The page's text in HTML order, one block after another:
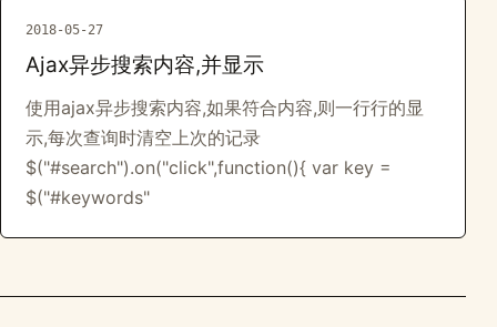
2018-05-27
Ajax异步搜索内容,并显示
使用ajax异步搜索内容,如果符合内容,则一行行的显
示,每次查询时清空上次的记录
$("#search").on("click",function(){ var key =
$("#keywords"